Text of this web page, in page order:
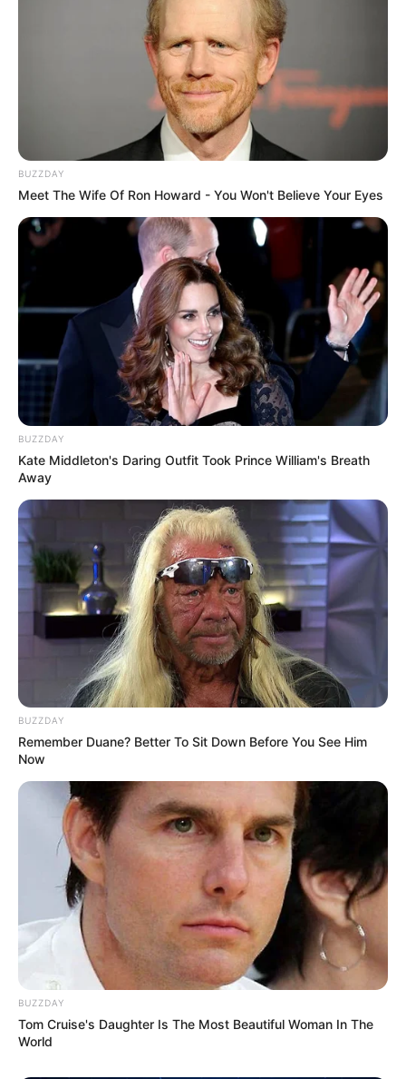
18:09 / 06 Avqust 2026
Azərbaycandakı ali təhsilli insanların
sayı - AÇIQLANDI
57
17:55 / 06 Avqust 2026 CƏMİYYƏT
Azərbaycanda BOKT ləğv olundu
17:35 / 06 Avqust 2026 CƏMİYYƏT
BUZZDAY
Meet The Wife Of Ron Howard - You Won't Believe Your Eyes
BUZZDAY
Kate Middleton's Daring Outfit Took Prince William's Breath
Away
BUZZDAY
Remember Duane? Better To Sit Down Before You See Him
Now
BUZZDAY
Tom Cruise's Daughter Is The Most Beautiful Woman In The
World